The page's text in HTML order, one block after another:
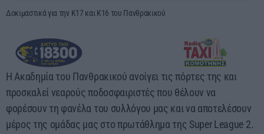
ERKO
05:00 - 06:00
Δοκιμαστικά για την Κ17 και Κ16 του Πανθρακικού
Η Ακαδημία του Πανθρακικού ανοίγει τις πόρτες της και
προσκαλεί νεαρούς ποδοσφαιριστές που θέλουν να
φορέσουν τη φανέλα του συλλόγου μας και να αποτελέσουν
μέρος της ομάδας μας στο πρωτάθλημα της Super League 2.